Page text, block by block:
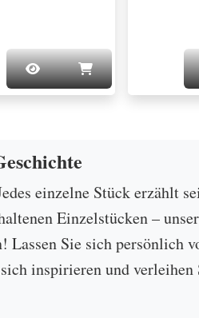
einzelne Stück erzählt
Einzelstücken –
Sie sich persönlich
inspirieren und